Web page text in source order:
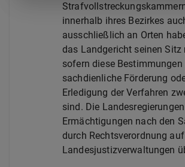
innerhalb ihres Bezirkes
ausschließlich an Orten
das Landgericht seinen Sitz
sofern diese
sachdienliche Förderung
Erledigung der Verfahren
sind. Die
Ermächtigungen nach den
durch Rechtsverordnung
Landesjustizverwaltungen